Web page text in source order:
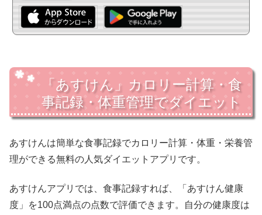
「あすけん」カロリー計算・食
事記録・体重管理でダイエット
あすけんは簡単な食事記録でカロリー計算・体重・栄養管
理ができる無料の人気ダイエットアプリです。
あすけんアプリでは、食事記録すれば、「あすけん健康
度」を100点満点の点数で評価できます。自分の健康度は